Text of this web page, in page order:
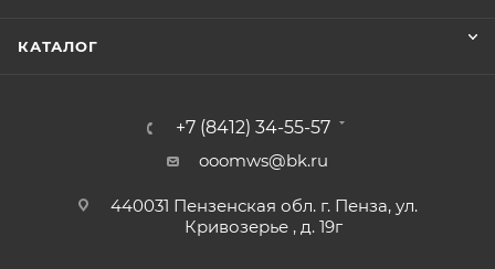
КАТАЛОГ
+7 (8412) 34-55-57
ooomws@bk.ru
440031 Пензенская обл. г. Пенза, ул.
Кривозерье , д. 19г